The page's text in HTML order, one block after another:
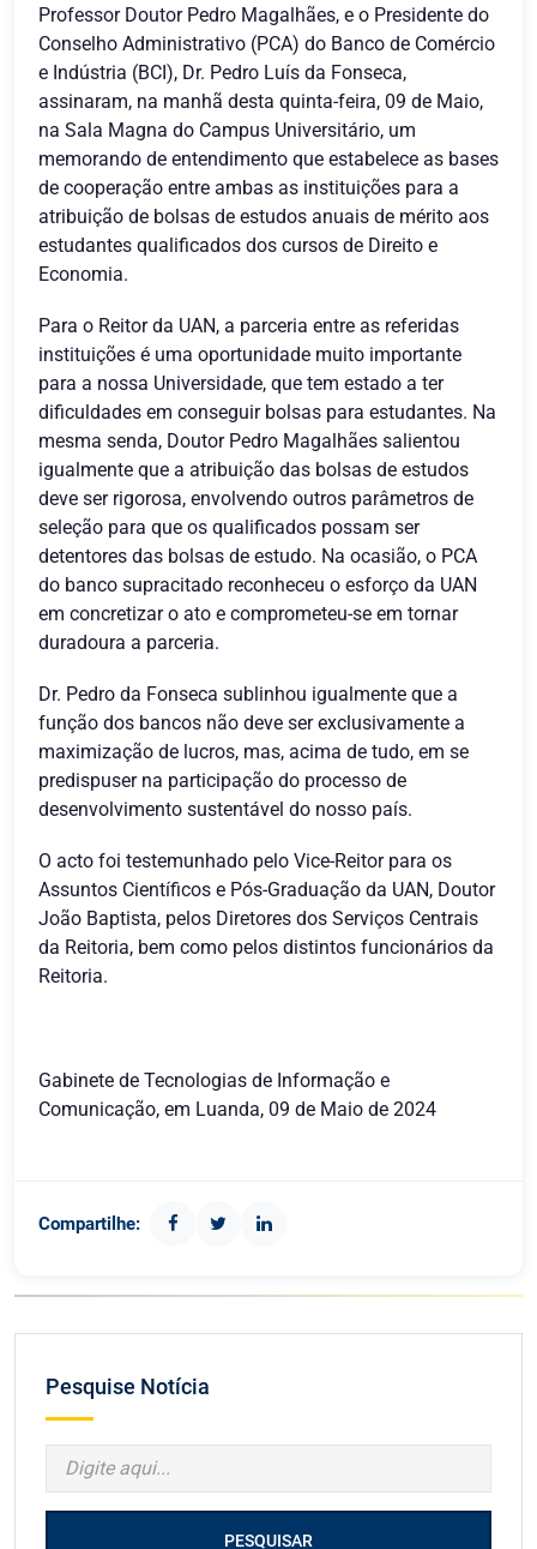
Professor Doutor Pedro Magalhães, e o Presidente do
Conselho Administrativo (PCA) do Banco de Comércio
e Indústria (BCI), Dr. Pedro Luís da Fonseca,
assinaram, na manhã desta quinta-feira, 09 de Maio,
na Sala Magna do Campus Universitário, um
memorando de entendimento que estabelece as bases
de cooperação entre ambas as instituições para a
atribuição de bolsas de estudos anuais de mérito aos
estudantes qualificados dos cursos de Direito e
Economia.
Para o Reitor da UAN, a parceria entre as referidas
instituições é uma oportunidade muito importante
para a nossa Universidade, que tem estado a ter
dificuldades em conseguir bolsas para estudantes. Na
mesma senda, Doutor Pedro Magalhães salientou
igualmente que a atribuição das bolsas de estudos
deve ser rigorosa, envolvendo outros parâmetros de
seleção para que os qualificados possam ser
detentores das bolsas de estudo. Na ocasião, o PCA
do banco supracitado reconheceu o esforço da UAN
em concretizar o ato e comprometeu-se em tornar
duradoura a parceria.
Dr. Pedro da Fonseca sublinhou igualmente que a
função dos bancos não deve ser exclusivamente a
maximização de lucros, mas, acima de tudo, em se
predispuser na participação do processo de
desenvolvimento sustentável do nosso país.
O acto foi testemunhado pelo Vice-Reitor para os
Assuntos Científicos e Pós-Graduação da UAN, Doutor
João Baptista, pelos Diretores dos Serviços Centrais
da Reitoria, bem como pelos distintos funcionários da
Reitoria.
Gabinete de Tecnologias de Informação e
Comunicação, em Luanda, 09 de Maio de 2024
Compartilhe:
Pesquise Notícia
PESQUISAR